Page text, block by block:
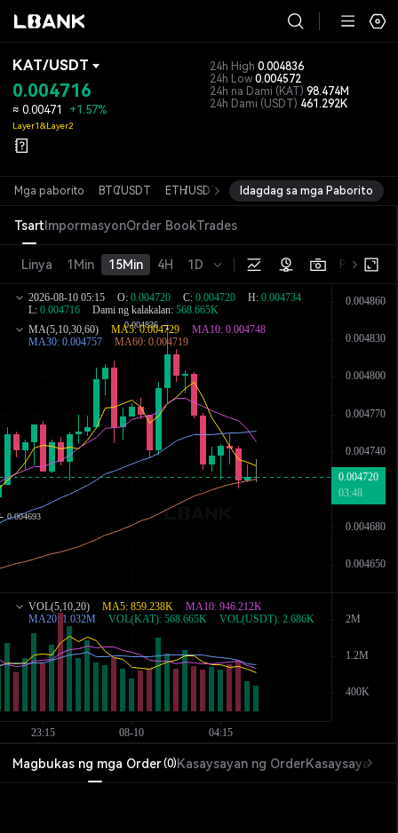
KAT/USDT
0.004716
≈ 0.00471 +1.57%
Layer1&Layer2
24h High 0.004836
24h Low 0.004572
24h na Dami (KAT) 98.474M
24h Dami (USDT) 461.292K
Mga paborito BTC/USDT ETH/USDT SOL/USDT XRP/USDT DOGE
Idagdag sa mga Paborito
TsartImpormasyonOrder BookTrades
Linya 1Min 15Min 4H 1D
Magbukas ng mga Order(0)Kasaysayan ng OrderKasaysayan